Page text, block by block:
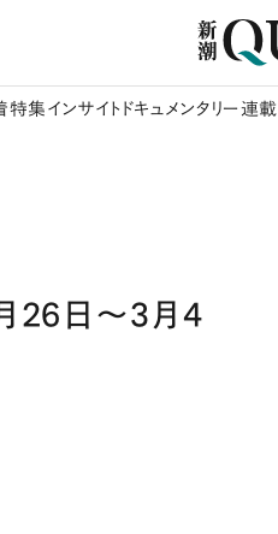
特集 インサイト ドキュメンタリー 連載
26日～3月4